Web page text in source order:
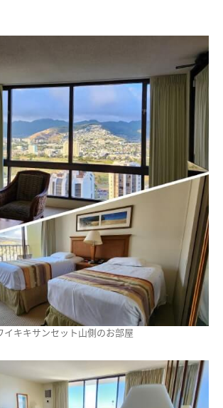
イキキサンセット山側のお部屋